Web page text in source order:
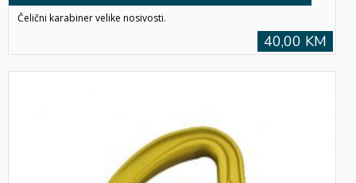
Čelični karabiner velike nosivosti.
40,00 KM